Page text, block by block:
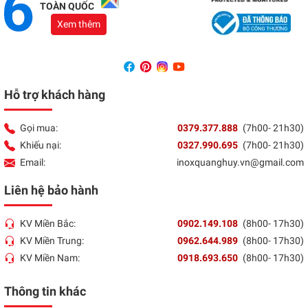
TOÀN QUỐC
Xem thêm
Hỗ trợ khách hàng
Gọi mua: 0379.377.888 (7h00- 21h30)
Khiếu nại:
0327.990.695 (7h00- 21h30)
Email:
inoxquanghuy.vn@gmail.com
Liên hệ bảo hành
KV Miền Bắc: 0902.149.108 (8h00- 17h30)
KV Miền Trung:
0962.644.989 (8h00- 17h30)
KV Miền Nam:
0918.693.650 (8h00- 17h30)
Thông tin khác